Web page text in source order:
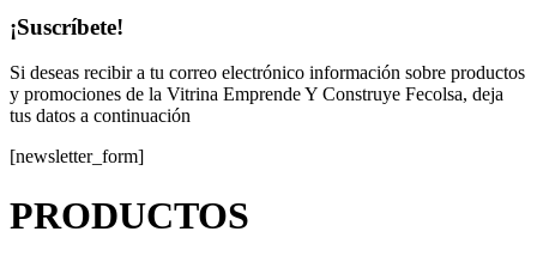
¡Suscríbete!
Si deseas recibir a tu correo electrónico información sobre productos
y promociones de la Vitrina Emprende Y Construye Fecolsa, deja
tus datos a continuación
[newsletter_form]
PRODUCTOS